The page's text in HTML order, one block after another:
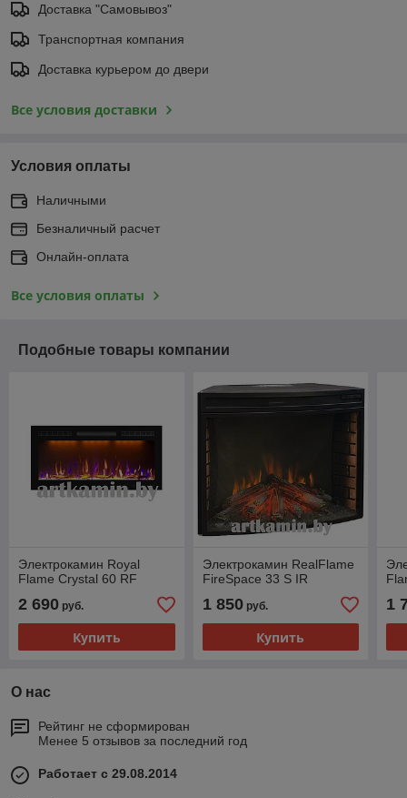
Доставка "Самовывоз"
Транспортная компания
Доставка курьером до двери
Все условия доставки
Условия оплаты
Наличными
Безналичный расчет
Онлайн-оплата
Все условия оплаты
Подобные товары компании
Электрокамин Royal
Flame Crystal 60 RF
2 690 руб.
Купить
Электрокамин RealFlame
FireSpace 33 S IR
1 850руб.
Купить
1
О нас
Рейтинг не сформирован
Менее 5 отзывов за последний год
Работает с 29.08.2014